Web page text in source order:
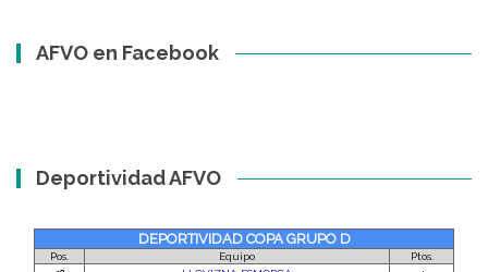
AFVO en Facebook
Deportividad AFVO